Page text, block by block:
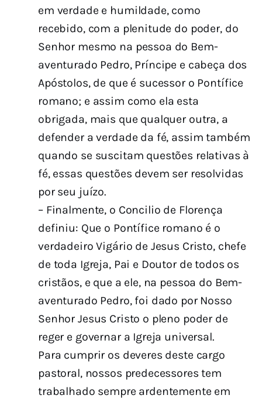
em verdade e humildade, como
recebido, com a plenitude do poder, do
Senhor mesmo na pessoa do Bem-
aventurado Pedro, Príncipe e cabeça dos
Apóstolos, de que é sucessor o Pontífice
romano; e assim como ela esta
obrigada, mais que qualquer outra, a
defender a verdade da fé, assim também
quando se suscitam questões relativas à
fé, essas questões devem ser resolvidas
por seu juízo.
– Finalmente, o Concilio de Florença
definiu: Que o Pontífice romano é o
verdadeiro Vigário de Jesus Cristo, chefe
de toda Igreja, Pai e Doutor de todos os
cristãos, e que a ele, na pessoa do Bem-
aventurado Pedro, foi dado por Nosso
Senhor Jesus Cristo o pleno poder de
reger e governar a Igreja universal.
Para cumprir os deveres deste cargo
pastoral, nossos predecessores tem
trabalhado sempre ardentemente em